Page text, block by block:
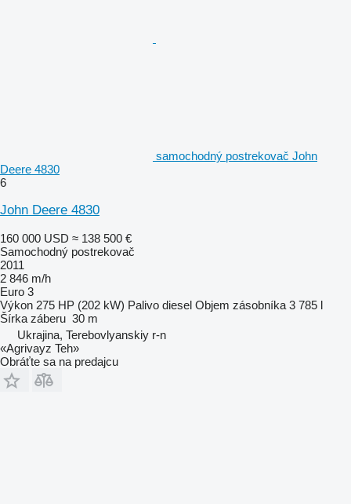
samochodný postrekovač John
Deere 4830
6
John Deere 4830
160 000 USD ≈ 138 500 €
Samochodný postrekovač
2011
2 846 m/h
Euro 3
Výkon 275 HP (202 kW) Palivo diesel Objem zásobníka 3 785 l
Šírka záberu 30 m
Ukrajina, Terebovlyanskiy r-n
«Agrivayz Teh»
Obráťte sa na predajcu